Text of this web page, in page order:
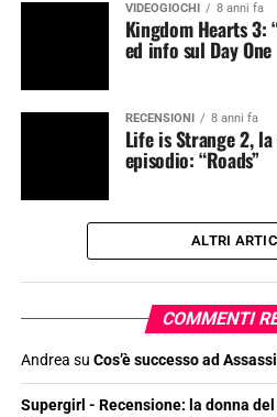
VIDEOGIOCHI 8 anni fa
Kingdom Hearts 3:
ed info sul Day One
RECENSIONI 8 anni fa
Life is Strange 2,
episodio: “Roads”
ALTRI
COMMENTI
Andrea su Cos’è successo ad
Supergirl - Recensione: la donna